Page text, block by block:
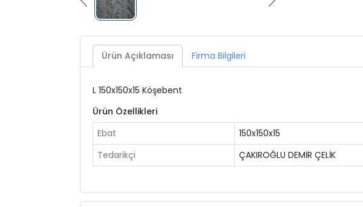
Ürün Açıklaması Firma Bilgileri
L 150x150x15 Köşebent
Ürün Özellikleri
Ebat
150x150x15
Tedarikçi
ÇAKIROĞLU DEMİR ÇELİK